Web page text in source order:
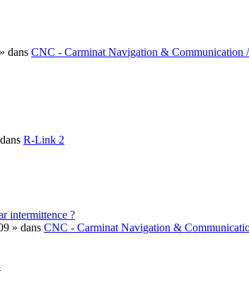
» dans CNC - Carminat Navigation & Communication
R-Link 2
intermittence ?
» dans CNC - Carminat Navigation &